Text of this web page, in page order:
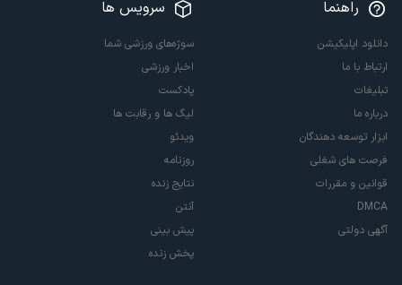
راهنما
دانلود اپلیکیشن
ارتباط با ما
تبلیغات
درباره ما
ابزار توسعه دهندگان
فرصت های شغلی
قوانین و مقررات
DMCA
آگهی دولتی
سرویس ها
سوژه‌های ورزشی شما
اخبار ورزشی
پادکست
لیگ ها و رقابت ها
ویدئو
روزنامه
نتایج زنده
آنتن
پیش بینی
پخش زنده